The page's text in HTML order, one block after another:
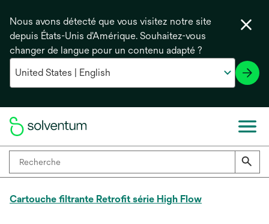
Nous avons détecté que vous visitez notre site
depuis États-Unis d'Amérique. Souhaitez-vous
changer de langue pour un contenu adapté ?
Cartouche filtrante Retrofit série High Flow